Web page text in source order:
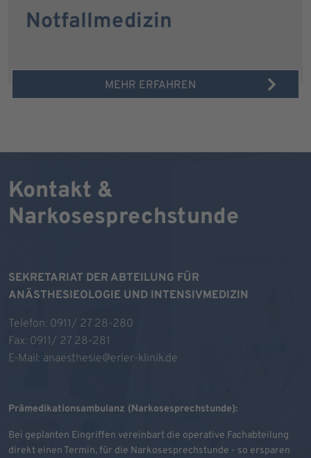
Notfallmedizin
MEHR ERFAHREN
Kontakt &
Narkosesprechstunde
SEKRETARIAT DER ABTEILUNG FÜR
ANÄSTHESIEOLOGIE UND INTENSIVMEDIZIN
Telefon: 0911/ 27 28-280
Fax: 0911/ 27 28-281
E-Mail: anaesthesie@erler-klinik.de
Prämedikationsambulanz (Narkosesprechstunde):
Bei geplanten Eingriffen vereinbart die operative Fachabteilung
direkt einen Termin, für die Narkosesprechstunde - so ersparen